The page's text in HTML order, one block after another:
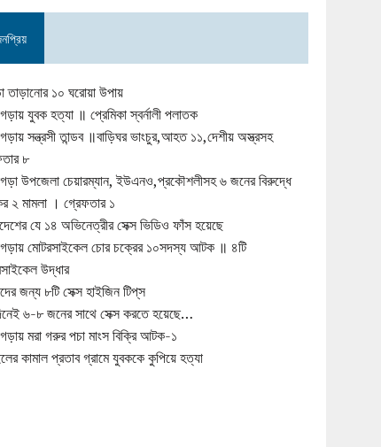
তাড়ানোর ১০ ঘরোয়া উপায়
যুবক হত্যা ॥ প্রেমিকা স্বর্নালী পলাতক
সন্ত্রসী তান্ডব ॥বাড়িঘর ভাংচুর,আহত ১১,দেশীয় অস্ত্রসহ
৮
উপজেলা চেয়ারম্যান, ইউএনও,প্রকৌশলীসহ ৬ জনের বিরুদ্ধে
২ মামলা । গ্রেফতার ১
যে ১৪ অভিনেত্রীর সেক্স ভিডিও ফাঁস হয়েছে
মোটরসাইকেল চোর চক্রের ১০সদস্য আটক ॥ ৪টি
উদ্ধার
জন্য ৮টি সেক্স হাইজিন টিপ্‌স
৬-৮ জনের সাথে সেক্স করতে হয়েছে…
মরা গরুর পচা মাংস বিক্রি আটক-১
কামাল প্রতাব গ্রামে যুবককে কুপিয়ে হত্যা